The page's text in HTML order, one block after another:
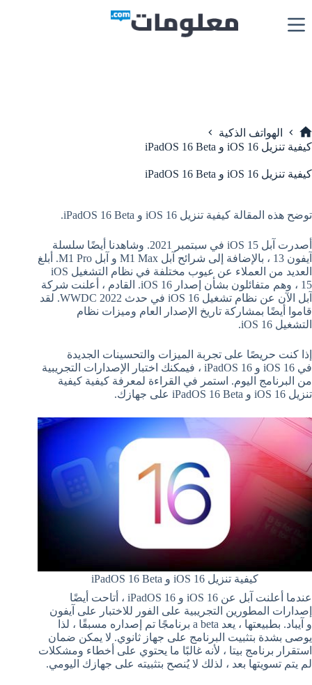
إلى
المحتوى
الرئيسية
الهواتف الذكية
كيفية تنزيل iOS 16 و iPadOS 16 Beta
كيفية تنزيل iOS 16 و iPadOS 16 Beta
توضح هذه المقالة كيفية تنزيل iOS 16 و iPadOS 16 Beta.
أصدرت آبل iOS 15 في سبتمبر 2021. وشاهدنا أيضًا سلسلة
آيفون 13 ، بالإضافة إلى شرائح آبل M1 Max و آبل M1 Pro. أبلغ
العديد من العملاء عن عيوب مختلفة في نظام التشغيل iOS
15 ، وهم متفائلون بشأن إصدار iOS 16. القادم ، أعلنت شركة
آبل الآن عن نظام تشغيل iOS 16 في حدث WWDC 2022. لقد
قاموا أيضًا بمشاركة تاريخ الإصدار العام وميزات نظام
التشغيل iOS 16.
إذا كنت حريصًا على تجربة الميزات والتحسينات الجديدة
في iOS 16 و iPadOS 16 ، فيمكنك اختبار الإصدارات التجريبية
من البرنامج اليوم. استمر في القراءة لمعرفة كيفية كيفية
تنزيل iOS 16 و iPadOS 16 Beta على جهازك.
كيفية تنزيل iOS 16 و iPadOS 16 Beta
عندما أعلنت آبل عن iOS 16‌ و iPadOS 16 ، أتاحت أيضًا
إصدارات المطورين التجريبية على الفور للاختبار على آيفون
و آيباد. بطبيعتها ، يعد ‌a beta برنامجًا تم إصداره مسبقًا ، لذا
يوصى بشدة بتثبيت البرنامج على جهاز ثانوي. لا يمكن ضمان
استقرار برنامج بيتا ، لأنه غالبًا ما يحتوي على أخطاء ومشكلات
لم يتم تسويتها بعد ، لذلك لا يُنصح بتثبيته على جهازك اليومي.